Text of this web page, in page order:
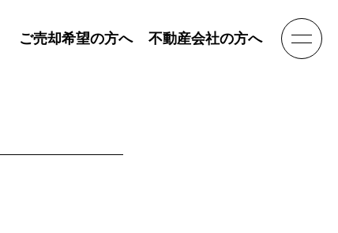
ご売却希望の方へ 不動産会社の方へ